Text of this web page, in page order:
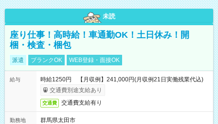
未読
座り仕事！高時給！車通勤OK！土日休み！開
梱・検査・梱包
派遣 ブランクOK WEB登録・面接OK
給与
時給1250円 【月収例】241,000円(月収例21日実働残業代込)
交通費別途支給あり
交通費 交通費支給有り
勤務地
群馬県太田市